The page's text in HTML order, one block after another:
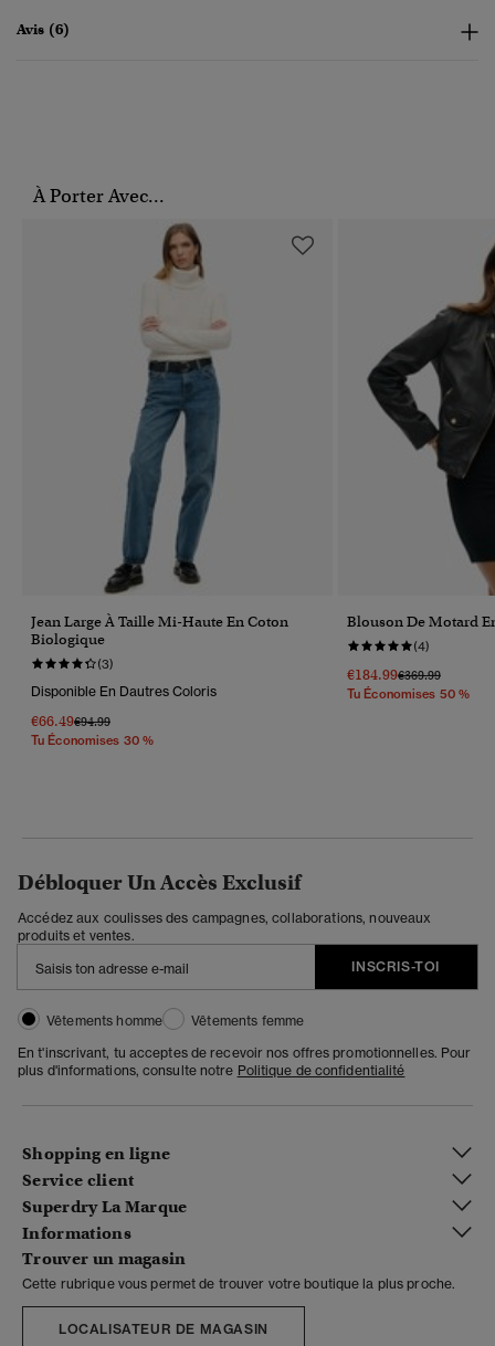
Avis (6)
À Porter Avec...
Jean Large À Taille Mi-Haute En Coton
Biologique
(3)
Disponible En Dautres Coloris
€66.49Prix Réduit De
€94.99À
Tu Économises 30 %
Blouson De Motard
(4)
€184.99Prix Réduit De
€369.99À
Tu Économises 50 %
Débloquer Un Accès Exclusif
Accédez aux coulisses des campagnes, collaborations, nouveaux
produits et ventes.
INSCRIS-TOI
Vêtements homme
Vêtements femme
En t'inscrivant, tu acceptes de recevoir nos offres promotionnelles. Pour
plus d'informations, consulte notre Politique de confidentialité
Shopping en ligne
Service client
Superdry La Marque
Informations
Trouver un magasin
Cette rubrique vous permet de trouver votre boutique la plus proche.
LOCALISATEUR DE MAGASIN